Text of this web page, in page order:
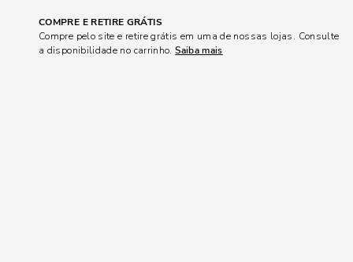
COMPRE E RETIRE GRÁTIS
Compre pelo site e retire grátis em uma de nossas lojas. Consulte
a disponibilidade no carrinho.Saiba mais